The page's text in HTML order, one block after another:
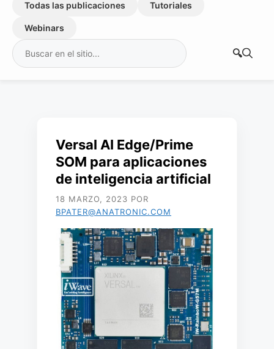
Todas las publicaciones Tutoriales
Webinars
Buscar:
Versal AI Edge/Prime
SOM para aplicaciones
de inteligencia artificial
18 MARZO, 2023 POR
BPATER@ANATRONIC.COM